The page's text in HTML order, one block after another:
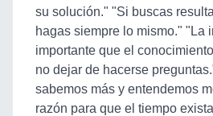
su solución." "Si buscas
hagas siempre lo mismo." "La
importante que el
no dejar de hacerse
sabemos más y entendemos
razón para que el tiempo